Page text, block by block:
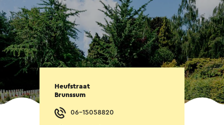
Heufstraat
Brunssum
06-15058820